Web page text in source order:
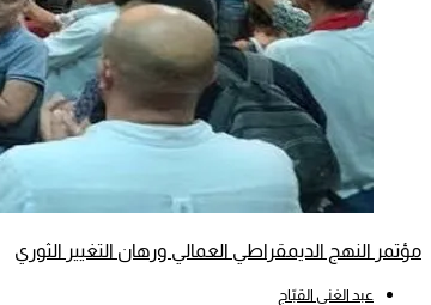
مؤتمر النهج الديمقراطي العمالي ورهان التغيير الثوري
عبد الغني القبّاج